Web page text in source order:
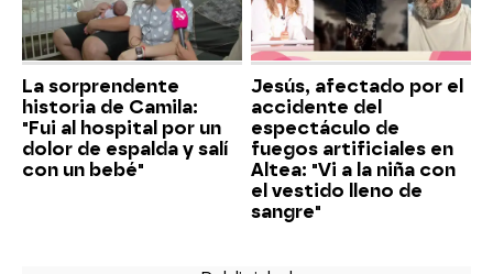
La sorprendente
historia de Camila:
"Fui al hospital por un
dolor de espalda y salí
con un bebé"
Jesús, afectado por el
accidente del
espectáculo de
fuegos artificiales en
Altea: "Vi a la niña con
el vestido lleno de
sangre"